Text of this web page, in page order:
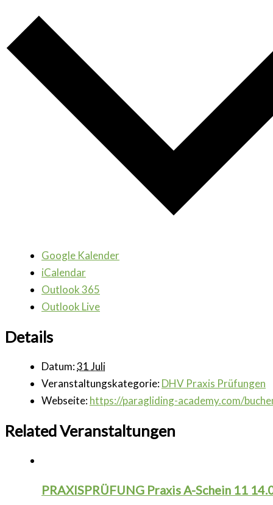
Google Kalender
iCalendar
Outlook 365
Outlook Live
Details
Datum:31 Juli
Veranstaltungskategorie:DHV Praxis Prüfungen
Webseite:https://paragliding-academy.com/
Related Veranstaltungen
PRAXISPRÜFUNG Praxis A-Schein 11